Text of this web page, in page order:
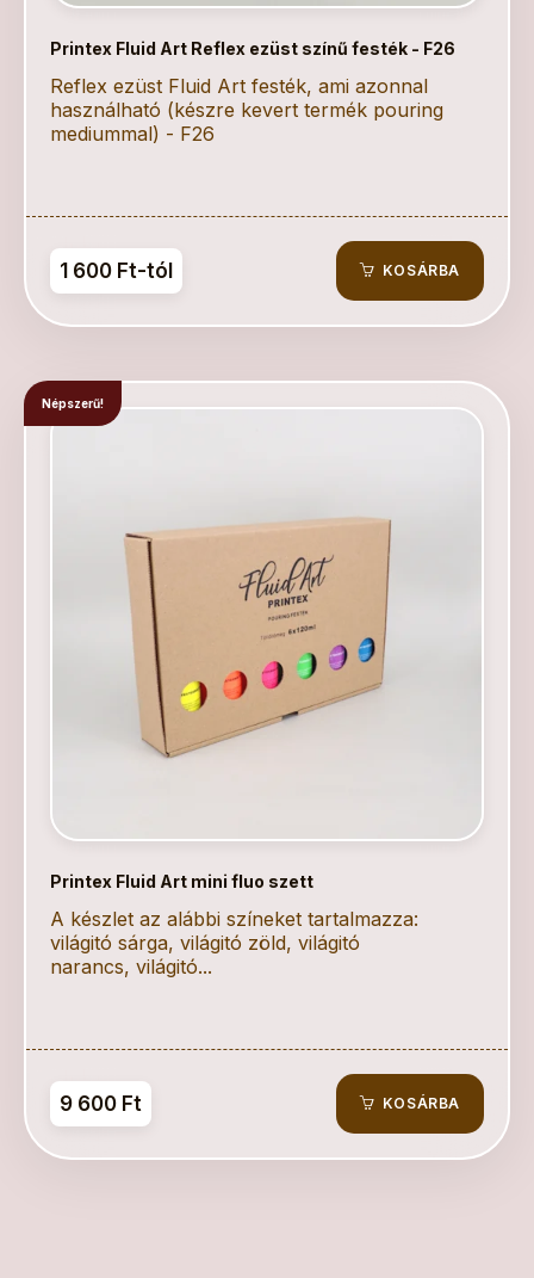
Printex Fluid Art Reflex ezüst színű festék - F26
Reflex ezüst Fluid Art festék, ami azonnal
használható (készre kevert termék pouring
mediummal) - F26
1 600 Ft-tól KOSÁRBA
Népszerű!
Printex Fluid Art mini fluo szett
A készlet az alábbi színeket tartalmazza:
világitó sárga, világitó zöld, világitó
narancs, világitó...
9 600 Ft KOSÁRBA